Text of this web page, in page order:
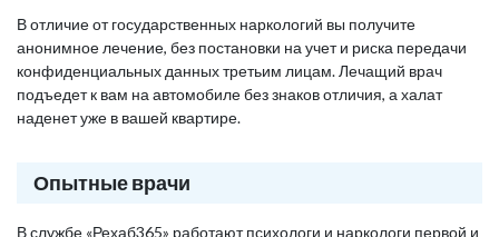
В отличие от государственных наркологий вы получите
анонимное лечение, без постановки на учет и риска передачи
конфиденциальных данных третьим лицам. Лечащий врач
подъедет к вам на автомобиле без знаков отличия, а халат
наденет уже в вашей квартире.
Опытные врачи
В службе «Рехаб365» работают психологи и наркологи первой и